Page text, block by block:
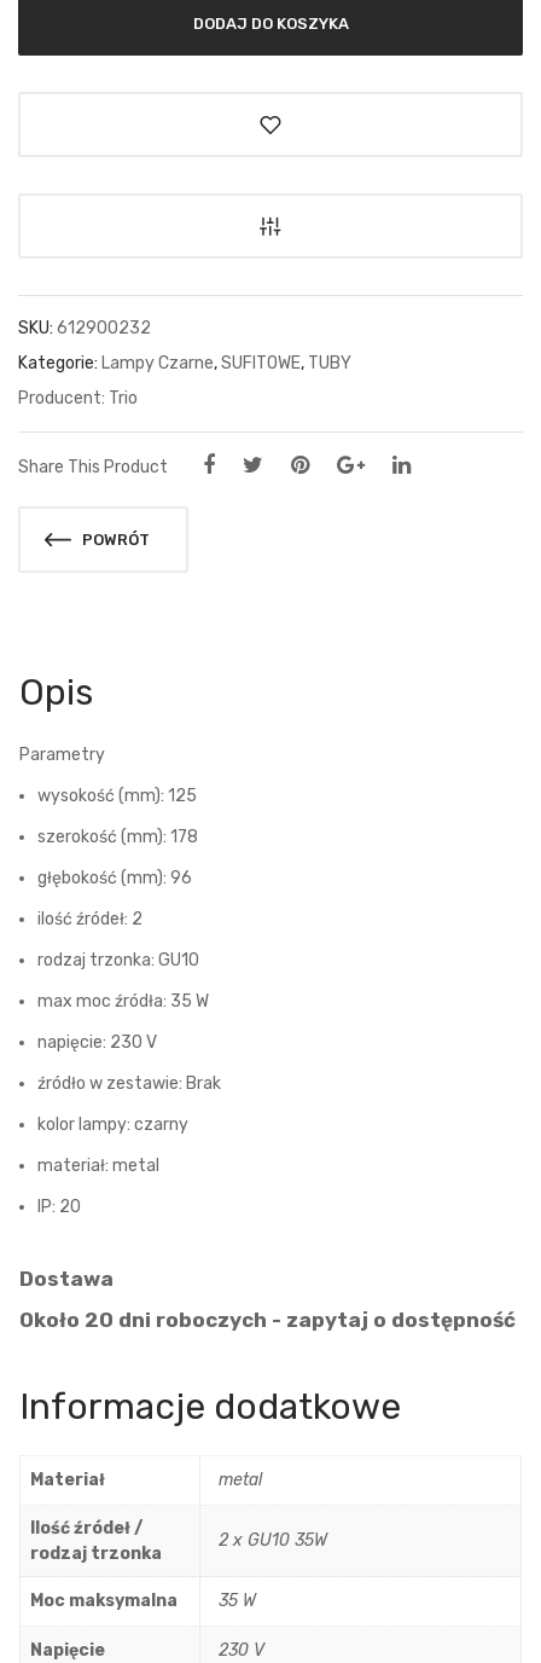
DODAJ DO KOSZYKA
SKU: 612900232
Kategorie: Lampy Czarne,SUFITOWE, TUBY
Trio
Share This Product
POWRÓT
Opis
Parametry
wysokość (mm): 125
szerokość (mm): 178
głębokość (mm): 96
ilość źródeł: 2
rodzaj trzonka: GU10
max moc źródła: 35 W
napięcie: 230 V
źródło w zestawie: Brak
kolor lampy: czarny
materiał: metal
IP: 20
Dostawa
Około 20 dni roboczych - zapytaj o dostępność
Informacje dodatkowe
Materiał metal
Ilość źródeł /
rodzaj trzonka
2 x GU10 35W
Moc maksymalna 35 W
Napięcie 230 V